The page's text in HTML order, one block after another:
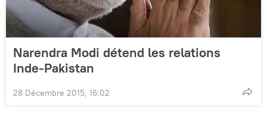
Narendra Modi détend les relations
Inde-Pakistan
28 Décembre 2015, 16:02